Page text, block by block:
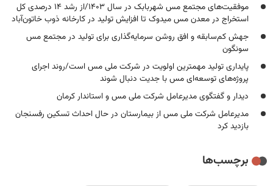
موفقیت‌های مجتمع مس شهربابک در سال ۱۴۰۳/از رشد ۱۴ درصدی کل
استخراج در معدن مس میدوک تا افزایش تولید در کارخانه ذوب خاتون‌آباد
جهش کم‌سابقه و افق روشن سرمایه‌گذاری برای تولید در مجتمع مس
سونگون
پایداری تولید مهمترین اولویت در شرکت ملی مس است/روند اجرای
پروژه‌های توسعه‌ای مس با جدیت دنبال شوند
دیدار و گفتگوی مدیرعامل شرکت ملی مس و استاندار کرمان
مدیرعامل شرکت ملی مس از بیمارستان در حال احداث تسکین رفسنجان
بازدید کرد
برچسب‌ها